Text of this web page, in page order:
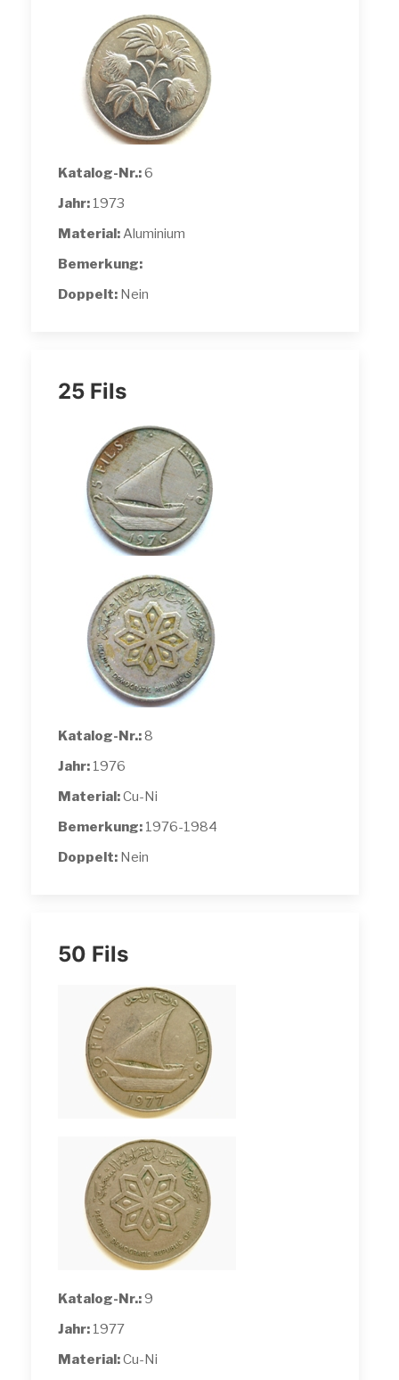
Katalog-Nr.:6
Jahr: 1973
Material:Aluminium
Bemerkung:
Doppelt: Nein
25 Fils
Katalog-Nr.:8
Jahr: 1976
Material:Cu-Ni
Bemerkung: 1976-1984
Doppelt: Nein
50 Fils
Katalog-Nr.:9
Jahr: 1977
Material:Cu-Ni